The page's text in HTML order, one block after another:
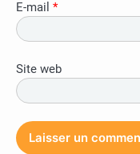
E-mail *
Site web